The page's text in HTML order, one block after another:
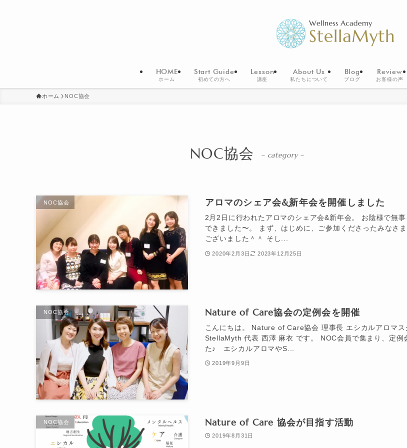
HOME
ホーム
Start Guide
初めての方へ
Lesson
講座
About Us
私たちについて
Blog
ブログ
Review
お客様の声
ホーム NOC協会
NOC協会 – category –
NOC協会 アロマのシェア会&新年会を開催しました
2月2日に行われたアロマのシェア会&新年会。 お陰様で無
できました〜。 まず、はじめに、ご参加くださったみなさ
ございました＾＾ そし...
2020年2月3日 2023年12月25日
NOC協会 Nature of Care協会の定例会を開催
こんにちは。 Nature of Care協会 理事長 エシカルアロマス
StellaMyth 代表 西澤 麻衣 です。 NOC会員で集まり、定例
た♪ エシカルアロマやS...
2019年9月9日
NOC協会 Nature of Care 協会が目指す活動
2019年8月31日